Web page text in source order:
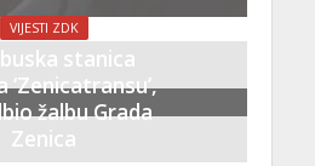
VIJESTI ZDK
stanica
‘Zenicatransu’,
žalbu Grada
Zenica